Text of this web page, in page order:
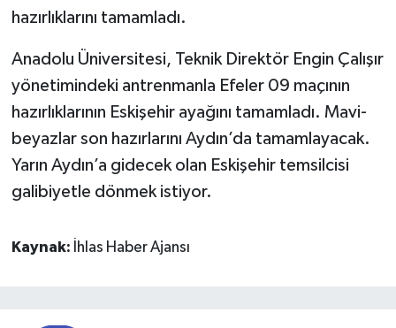
hazırlıklarını tamamladı.
Anadolu Üniversitesi, Teknik Direktör Engin Çalışır
yönetimindeki antrenmanla Efeler 09 maçının
hazırlıklarının Eskişehir ayağını tamamladı. Mavi-
beyazlar son hazırlarını Aydın’da tamamlayacak.
Yarın Aydın’a gidecek olan Eskişehir temsilcisi
galibiyetle dönmek istiyor.
Kaynak: İhlas Haber Ajansı